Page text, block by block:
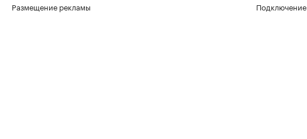
Размещение рекламы
Подключение